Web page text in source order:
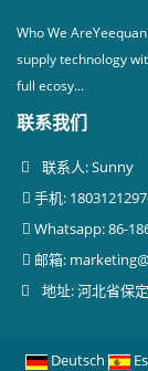
Who We
supply technology
full ecosy...
联系我们
联系人: Sunny
手机:
Whatsapp: 86-
邮箱:
地址: 河北省保
Deutsch